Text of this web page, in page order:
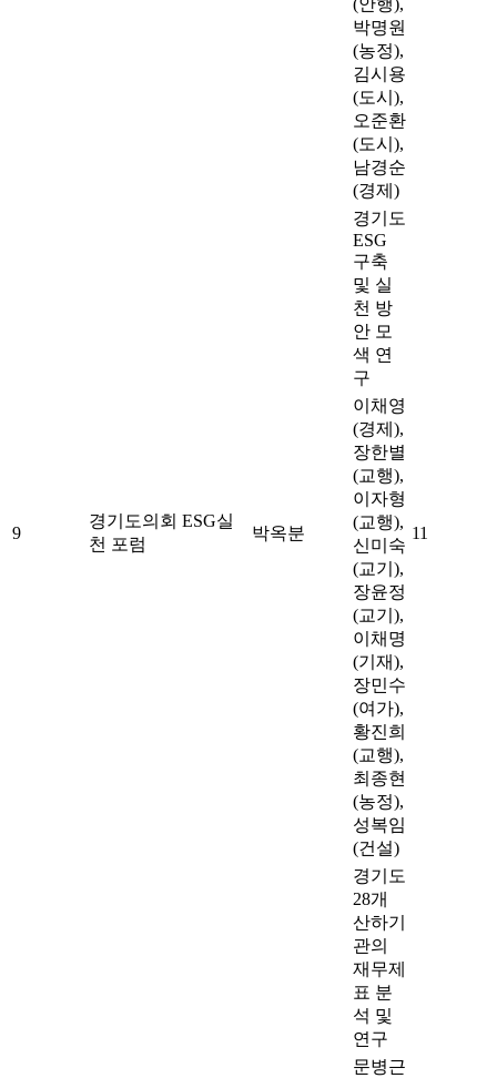
(안행),
박명원
(농정),
김시용
(도시),
오준환
(도시),
남경순
(경제)
9
경기도의회 ESG실
천 포럼
박옥분
경기도
ESG
구축
및 실
천 방
안 모
색 연
구
11
이채영
(경제),
장한별
(교행),
이자형
(교행),
신미숙
(교기),
장윤정
(교기),
이채명
(기재),
장민수
(여가),
황진희
(교행),
최종현
(농정),
성복임
(건설)
경기도
28개
산하기
관의
재무제
표 분
석 및
연구
문병근